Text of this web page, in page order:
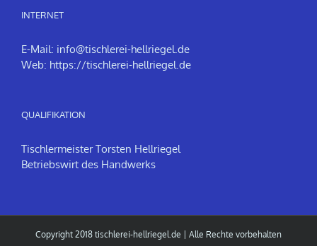
INTERNET
E-Mail: info@tischlerei-hellriegel.de
Web: https://tischlerei-hellriegel.de
QUALIFIKATION
Tischlermeister Torsten Hellriegel
Betriebswirt des Handwerks
Copyright 2018 tischlerei-hellriegel.de | Alle Rechte vorbehalten